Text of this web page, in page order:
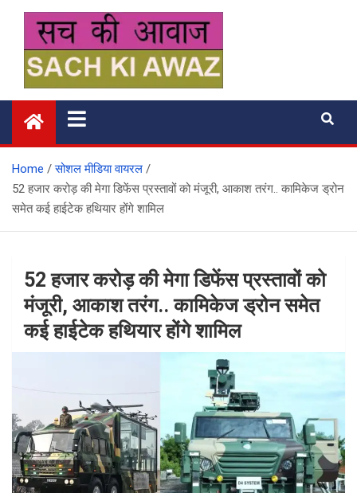
content
सच की आवाज
Home
सोशल मीडिया वायरल
52 हजार करोड़ की मेगा डिफेंस प्रस्तावों को मंजूरी, आकाश तरंग.. कामिकेज ड्रोन
समेत कई हाईटेक हथियार होंगे शामिल
52 हजार करोड़ की मेगा डिफेंस प्रस्तावों को
मंजूरी, आकाश तरंग.. कामिकेज ड्रोन समेत
कई हाईटेक हथियार होंगे शामिल